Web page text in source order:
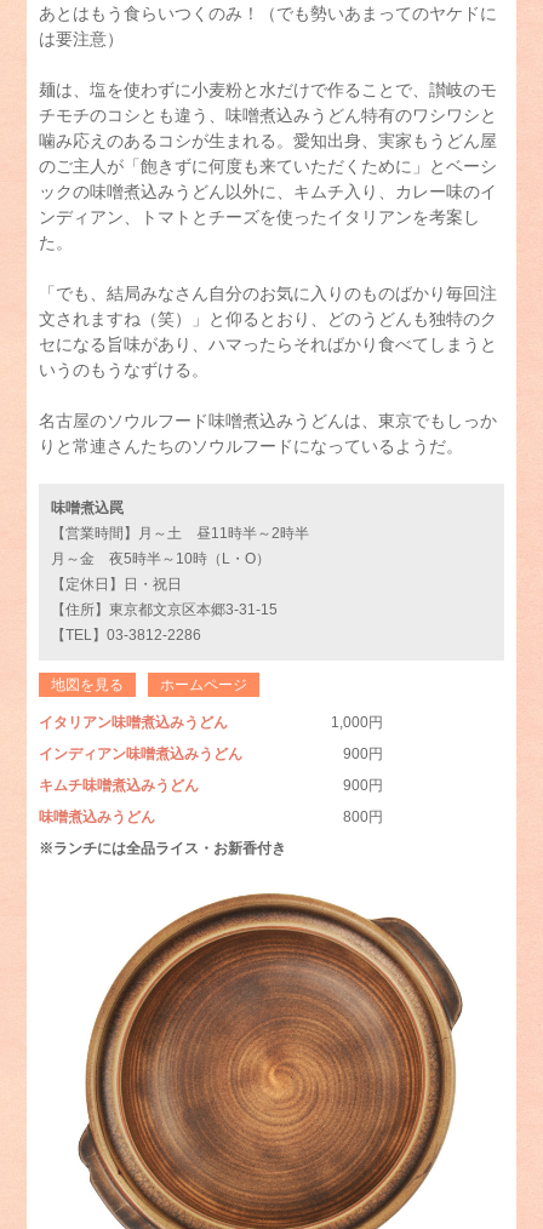
あとはもう食らいつくのみ！（でも勢いあまってのヤケドに
は要注意）
麺は、塩を使わずに小麦粉と水だけで作ることで、讃岐のモ
チモチのコシとも違う、味噌煮込みうどん特有のワシワシと
噛み応えのあるコシが生まれる。愛知出身、実家もうどん屋
のご主人が「飽きずに何度も来ていただくために」とベーシ
ックの味噌煮込みうどん以外に、キムチ入り、カレー味のイ
ンディアン、トマトとチーズを使ったイタリアンを考案し
た。
「でも、結局みなさん自分のお気に入りのものばかり毎回注
文されますね（笑）」と仰るとおり、どのうどんも独特のク
セになる旨味があり、ハマったらそればかり食べてしまうと
いうのもうなずける。
名古屋のソウルフード味噌煮込みうどんは、東京でもしっか
りと常連さんたちのソウルフードになっているようだ。
味噌煮込罠
【営業時間】月～土 昼11時半～2時半
月～金 夜5時半～10時（L・O）
【定休日】日・祝日
【住所】東京都文京区本郷3-31-15
【TEL】03-3812-2286
地図を見る ホームページ
イタリアン味噌煮込みうどん
1,000円
インディアン味噌煮込みうどん
900円
キムチ味噌煮込みうどん
900円
味噌煮込みうどん
800円
※ランチには全品ライス・お新香付き